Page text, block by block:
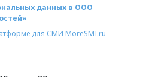
данных в ООО
для СМИ MoreSMI.ru